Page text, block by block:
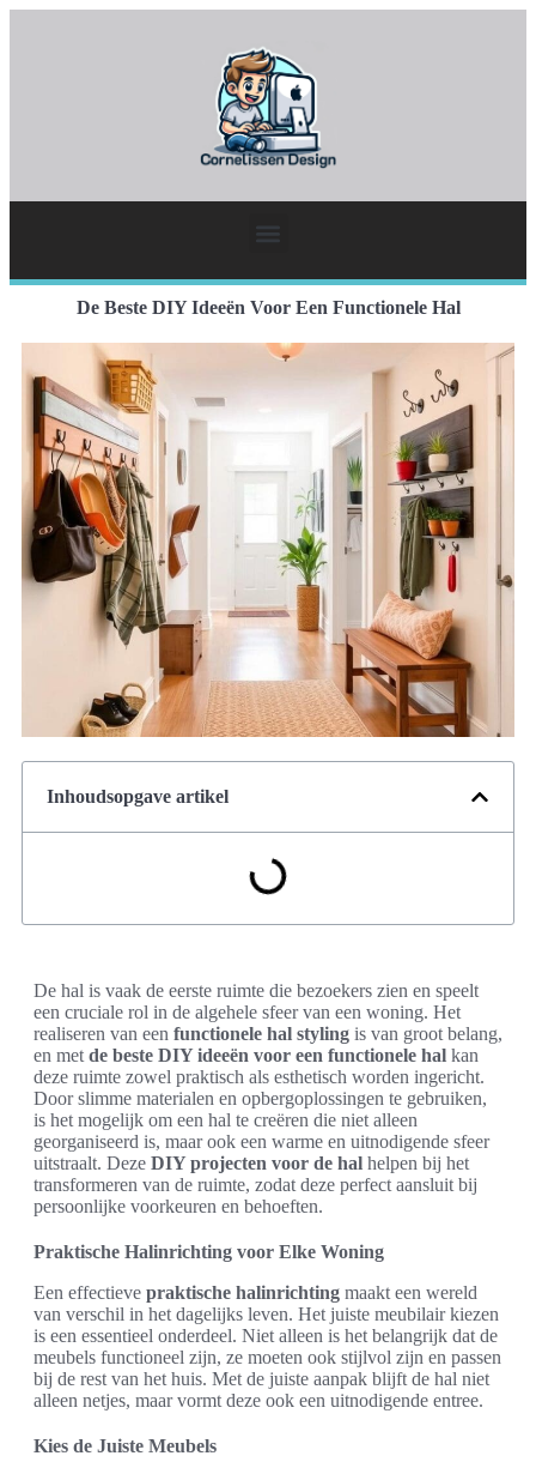
De Beste DIY Ideeën Voor Een Functionele Hal
Inhoudsopgave artikel
De hal is vaak de eerste ruimte die bezoekers zien en speelt
een cruciale rol in de algehele sfeer van een woning. Het
realiseren van een functionele hal styling is van groot belang,
en met de beste DIY ideeën voor een functionele hal kan
deze ruimte zowel praktisch als esthetisch worden ingericht.
Door slimme materialen en opbergoplossingen te gebruiken,
is het mogelijk om een hal te creëren die niet alleen
georganiseerd is, maar ook een warme en uitnodigende sfeer
uitstraalt. Deze DIY projecten voor de hal helpen bij het
transformeren van de ruimte, zodat deze perfect aansluit bij
persoonlijke voorkeuren en behoeften.
Praktische Halinrichting voor Elke Woning
Een effectieve praktische halinrichting maakt een wereld
van verschil in het dagelijks leven. Het juiste meubilair kiezen
is een essentieel onderdeel. Niet alleen is het belangrijk dat de
meubels functioneel zijn, ze moeten ook stijlvol zijn en passen
bij de rest van het huis. Met de juiste aanpak blijft de hal niet
alleen netjes, maar vormt deze ook een uitnodigende entree.
Kies de Juiste Meubels